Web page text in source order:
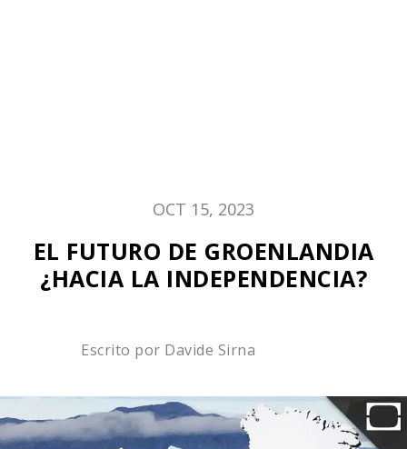
OCT 15, 2023
EL FUTURO DE GROENLANDIA
¿HACIA LA INDEPENDENCIA?
Escrito por Davide Sirna